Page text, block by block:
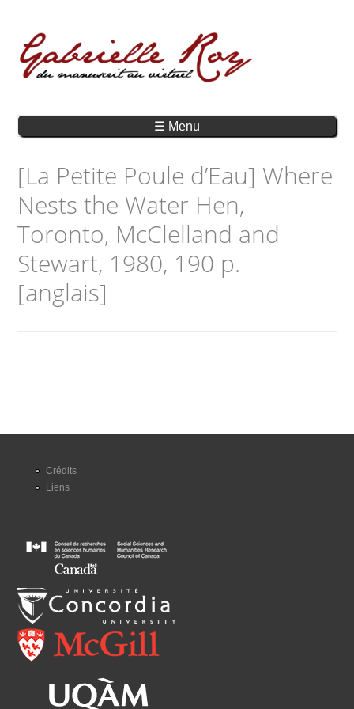
☰ Menu
[La Petite Poule d’Eau] Where
Nests the Water Hen,
Toronto, McClelland and
Stewart, 1980, 190 p.
[anglais]
Crédits
Liens